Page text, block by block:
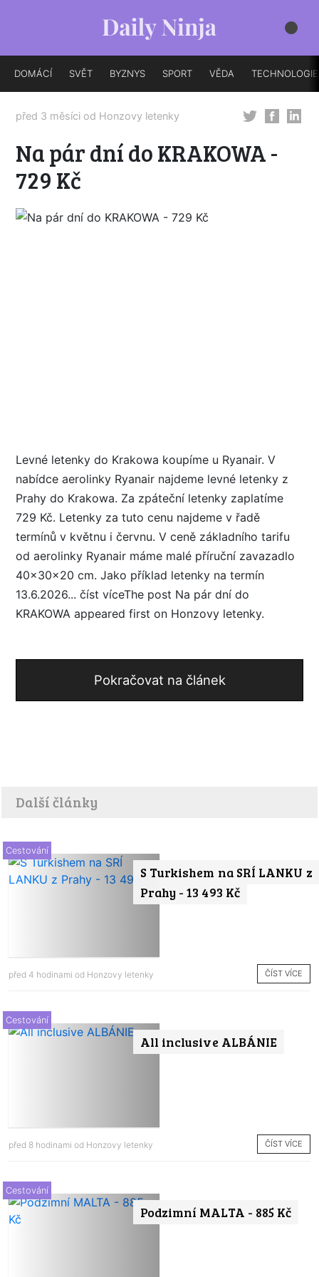
DOMÁCÍ SVĚT BYZNYS SPORT VĚDA TECHNOLOGIE
před 3 měsíci od Honzovy letenky
Na pár dní do KRAKOWA -
729 Kč
Levné letenky do Krakowa koupíme u Ryanair. V
nabídce aerolinky Ryanair najdeme levné letenky z
Prahy do Krakowa. Za zpáteční letenky zaplatíme
729 Kč. Letenky za tuto cenu najdeme v řadě
termínů v květnu i červnu. V ceně základního tarifu
od aerolinky Ryanair máme malé příruční zavazadlo
40x30x20 cm. Jako příklad letenky na termín
13.6.2026... číst víceThe post Na pár dní do
KRAKOWA appeared first on Honzovy letenky.
Pokračovat na článek
Další články
S Turkishem na SRÍ LANKU z
Prahy - 13 493 Kč
Cestování
před 4 hodinami od Honzovy letenky ČÍST VÍCE
All inclusive ALBÁNIE
Cestování
před 8 hodinami od Honzovy letenky ČÍST VÍCE
Podzimní MALTA - 885 Kč
Cestování